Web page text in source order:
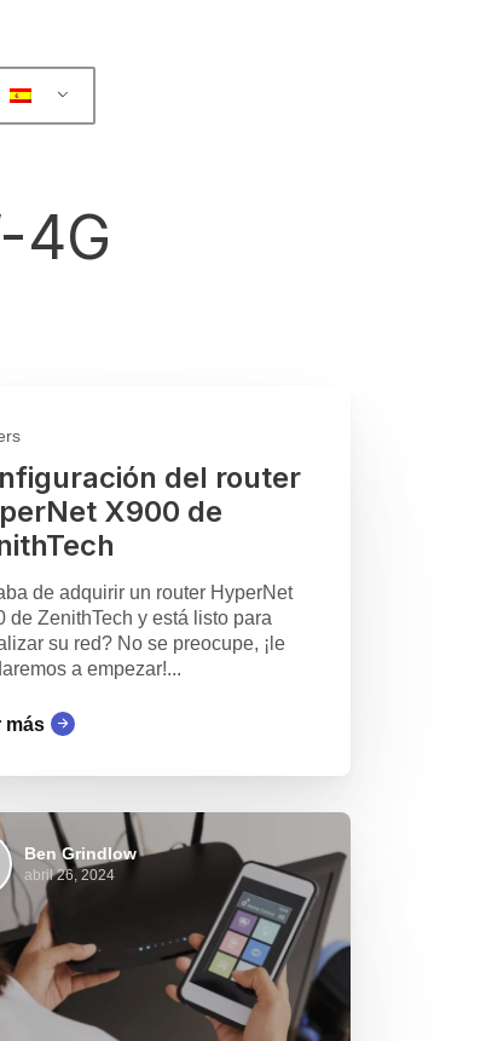
4G
del router
X900 de
de adquirir un router HyperNet
de ZenithTech y está listo para
su red? No se preocupe, ¡le
a empezar!...
más
Ben Grindlow
abril 26, 2024